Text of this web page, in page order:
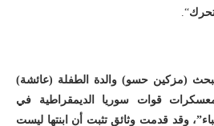
“.
(مزكين حسو) والدة الطفلة (عائشة)
قوات سوريا الديمقراطية في
وقد قدمت وثائق تثبت أن ابنتها ليست